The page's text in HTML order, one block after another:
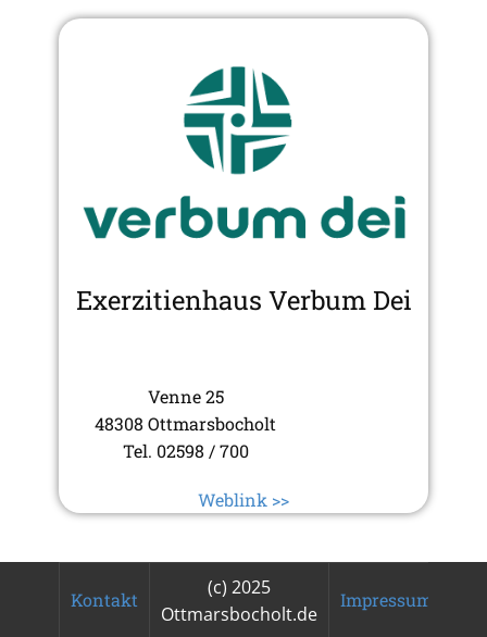
Exerzitienhaus Verbum Dei
Venne 25
48308 Ottmarsbocholt
Tel. 02598 / 700
Weblink >>
Kontakt
(c) 2025
Ottmarsbocholt.de
Impressum/